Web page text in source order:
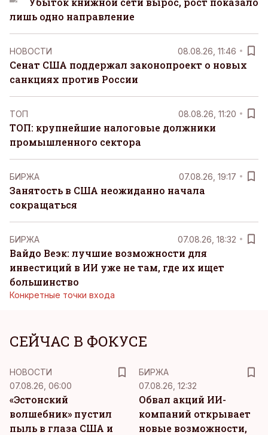
лишь одно направление
НОВОСТИ 08.08.26, 11:46
Сенат США поддержал законопроект о новых
санкциях против России
ТОП 08.08.26, 11:20
ТОП: крупнейшие налоговые должники
промышленного сектора
БИРЖА 07.08.26, 19:17
Занятость в США неожиданно начала
сокращаться
БИРЖА 07.08.26, 18:32
Вайдо Веэк: лучшие возможности для
инвестиций в ИИ уже не там, где их ищет
большинство
Конкретные точки входа
СЕЙЧАС В ФОКУСЕ
НОВОСТИ
07.08.26, 06:00
«Эстонский
волшебник» пустил
пыль в глаза США и
БИРЖА
07.08.26, 12:32
Обвал акций ИИ-
компаний открывает
новые возможности,